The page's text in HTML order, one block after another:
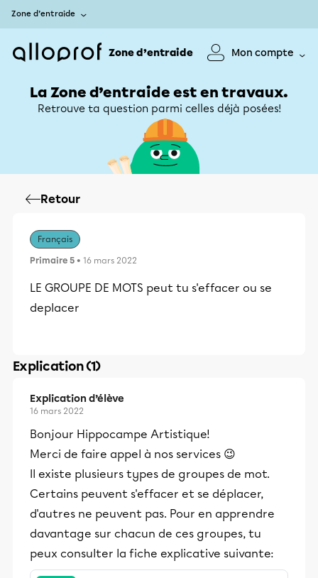
Zone d’entraide
Zone d’entraide Mon compte
La Zone d’entraide est en travaux.
Retrouve ta question parmi celles déjà posées!
Retour
Français
Primaire 5 • 16 mars 2022
LE GROUPE DE MOTS peut tu s'effacer ou se
deplacer
Explication (1)
Explication d’élève
16 mars 2022
Bonjour Hippocampe Artistique!
Merci de faire appel à nos services 😉
Il existe plusieurs types de groupes de mot.
Certains peuvent s'effacer et se déplacer,
d'autres ne peuvent pas. Pour en apprendre
davantage sur chacun de ces groupes, tu
peux consulter la fiche explicative suivante: